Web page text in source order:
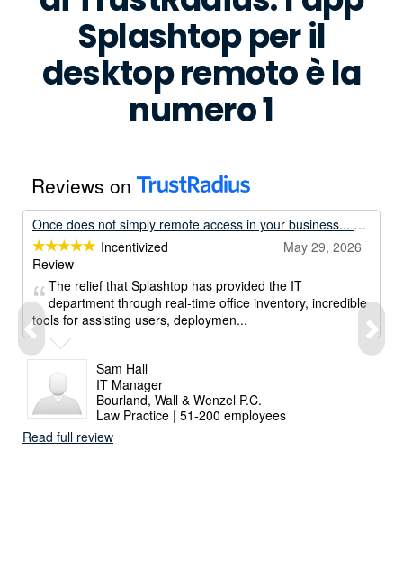
Splashtop per il
desktop remoto è la
numero 1
Reviews on
Once does not simply remote access in your business... Unless its with Splashtop.
Incentivized
Review
May 29, 2026
The relief that Splashtop has provided the IT
department through real-time office inventory, incredible
tools for assisting users, deploymen...
Sam Hall
IT Manager
Bourland, Wall & Wenzel P.C.
Law Practice | 51-200 employees
Read full review